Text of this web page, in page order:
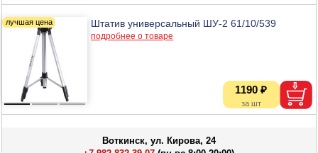
Штатив универсальный ШУ-2 61/10/539
подробнее о товаре
1190 ₽
Воткинск, ул. Кирова, 24